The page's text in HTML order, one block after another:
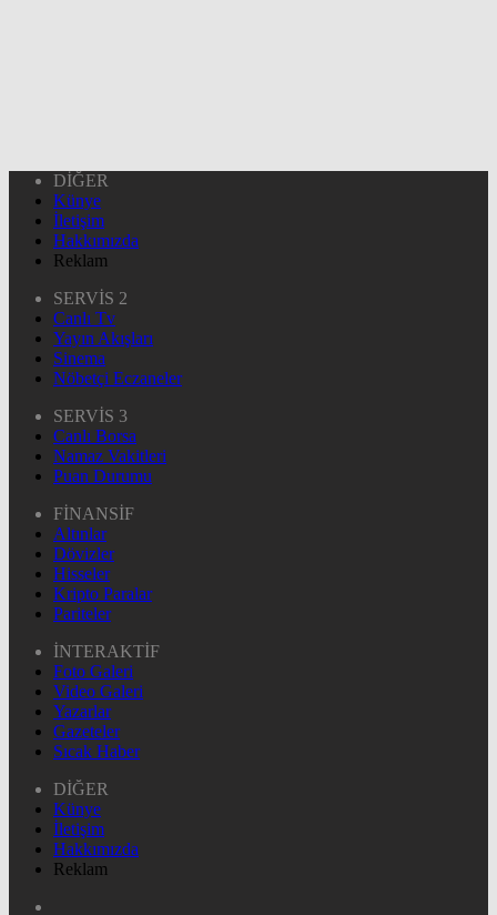
DİĞER
Künye
İletişim
Hakkımızda
Reklam
SERVİS 2
Canlı Tv
Yayın Akışları
Sinema
Nöbetçi Eczaneler
SERVİS 3
Canlı Borsa
Namaz Vakitleri
Puan Durumu
FİNANSİF
Altınlar
Dövizler
Hisseler
Kripto Paralar
Pariteler
İNTERAKTİF
Foto Galeri
Video Galeri
Yazarlar
Gazeteler
Sıcak Haber
DİĞER
Künye
İletişim
Hakkımızda
Reklam